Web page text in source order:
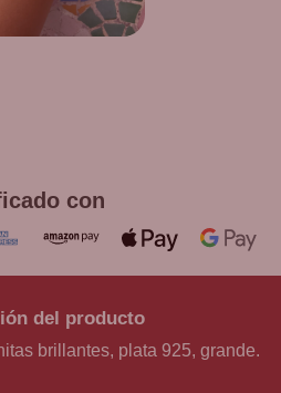
con
del producto
brillantes, plata 925, grande.